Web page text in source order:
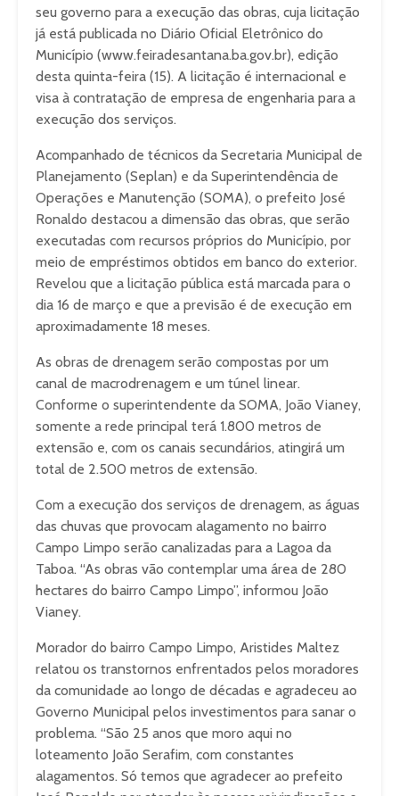
seu governo para a execução das obras, cuja licitação
já está publicada no Diário Oficial Eletrônico do
Município (www.feiradesantana.ba.gov.br), edição
desta quinta-feira (15). A licitação é internacional e
visa à contratação de empresa de engenharia para a
execução dos serviços.
Acompanhado de técnicos da Secretaria Municipal de
Planejamento (Seplan) e da Superintendência de
Operações e Manutenção (SOMA), o prefeito José
Ronaldo destacou a dimensão das obras, que serão
executadas com recursos próprios do Município, por
meio de empréstimos obtidos em banco do exterior.
Revelou que a licitação pública está marcada para o
dia 16 de março e que a previsão é de execução em
aproximadamente 18 meses.
As obras de drenagem serão compostas por um
canal de macrodrenagem e um túnel linear.
Conforme o superintendente da SOMA, João Vianey,
somente a rede principal terá 1.800 metros de
extensão e, com os canais secundários, atingirá um
total de 2.500 metros de extensão.
Com a execução dos serviços de drenagem, as águas
das chuvas que provocam alagamento no bairro
Campo Limpo serão canalizadas para a Lagoa da
Taboa. “As obras vão contemplar uma área de 280
hectares do bairro Campo Limpo”, informou João
Vianey.
Morador do bairro Campo Limpo, Aristides Maltez
relatou os transtornos enfrentados pelos moradores
da comunidade ao longo de décadas e agradeceu ao
Governo Municipal pelos investimentos para sanar o
problema. “São 25 anos que moro aqui no
loteamento João Serafim, com constantes
alagamentos. Só temos que agradecer ao prefeito